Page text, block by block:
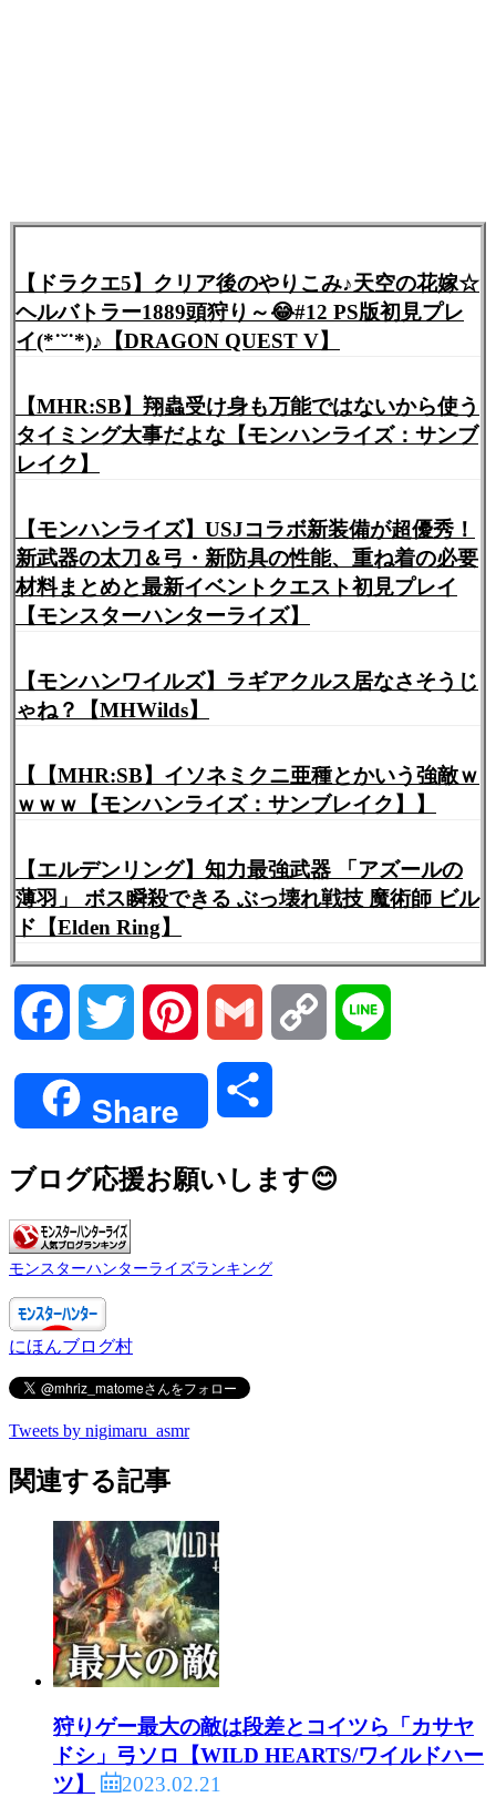
【ドラクエ5】クリア後のやりこみ♪天空の花嫁☆
ヘルバトラー1889頭狩り～😂#12 PS版初見プレ
イ(*˙˘˙*)♪【DRAGON QUEST V】
【MHR:SB】翔蟲受け身も万能ではないから使う
タイミング大事だよな【モンハンライズ：サンブ
レイク】
【モンハンライズ】USJコラボ新装備が超優秀！
新武器の太刀＆弓・新防具の性能、重ね着の必要
材料まとめと最新イベントクエスト初見プレイ
【モンスターハンターライズ】
【モンハンワイルズ】ラギアクルス居なさそうじ
ゃね？【MHWilds】
【【MHR:SB】イソネミクニ亜種とかいう強敵ｗ
ｗｗｗ【モンハンライズ：サンブレイク】】
【エルデンリング】知力最強武器 「アズールの
薄羽」 ボス瞬殺できる ぶっ壊れ戦技 魔術師 ビル
ド【Elden Ring】
Facebook Twitter Pinterest Gmail Copy
Share
ブログ応援お願いします😊
モンスターハンターライズランキング
にほんブログ村
Tweets by nigimaru_asmr
関連する記事
狩りゲー最大の敵は段差とコイツら「カサヤ
ドシ」弓ソロ【WILD HEARTS/ワイルドハー
ツ】
2023.02.21